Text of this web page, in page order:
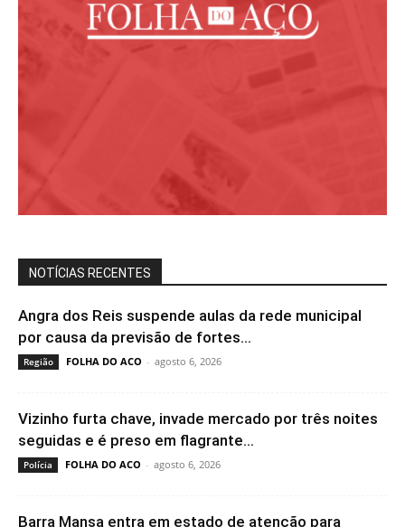
NOTÍCIAS RECENTES
Angra dos Reis suspende aulas da rede municipal
por causa da previsão de fortes...
Região FOLHA DO ACO - agosto 6, 2026
Vizinho furta chave, invade mercado por três noites
seguidas e é preso em flagrante...
Polícia FOLHA DO ACO - agosto 6, 2026
Barra Mansa entra em estado de atenção para